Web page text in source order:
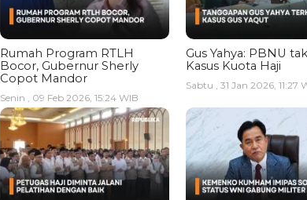
Rumah Program RTLH
Bocor, Gubernur Sherly
Copot Mandor
Senin , 09 Feb 2026, 15:24 WIB
Gus Yahya: PBNU
Kasus Kuota Haji
Sabtu , 31 Jan 2026, 11:27